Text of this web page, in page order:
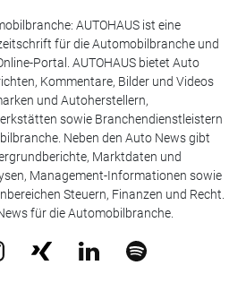
AUTOHAUS ist eine
für die Automobilbranche und
Portal. AUTOHAUS bietet Auto
Kommentare, Bilder und Videos
und Autoherstellern,
sowie Branchendienstleistern
Neben den Auto News gibt
Marktdaten und
Management-Informationen sowie
Steuern, Finanzen und Recht.
für die Automobilbranche.